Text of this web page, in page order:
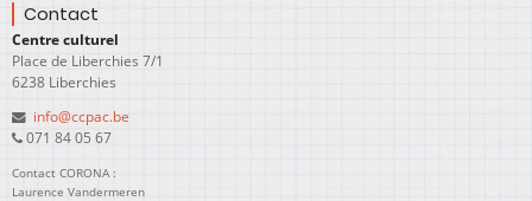
Contact
Centre culturel
Place de Liberchies 7/1
6238 Liberchies
info@ccpac.be
071 84 05 67
Contact CORONA :
Laurence Vandermeren